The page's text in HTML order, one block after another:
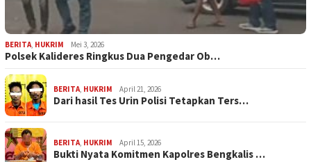
BERITA, HUKRIM Mei 3, 2026
Polsek Kalideres Ringkus Dua Pengedar Ob…
BERITA, HUKRIM April 21, 2026
Dari hasil Tes Urin Polisi Tetapkan Ters…
BERITA, HUKRIM April 15, 2026
Bukti Nyata Komitmen Kapolres Bengkalis …